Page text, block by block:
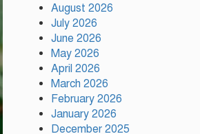
সভাপতি ডাঃ মফিজুল ইসলাম
সেক্রেটারী
August 2026
July 2026
June 2026
May 2026
April 2026
March 2026
February 2026
January 2026
December 2025